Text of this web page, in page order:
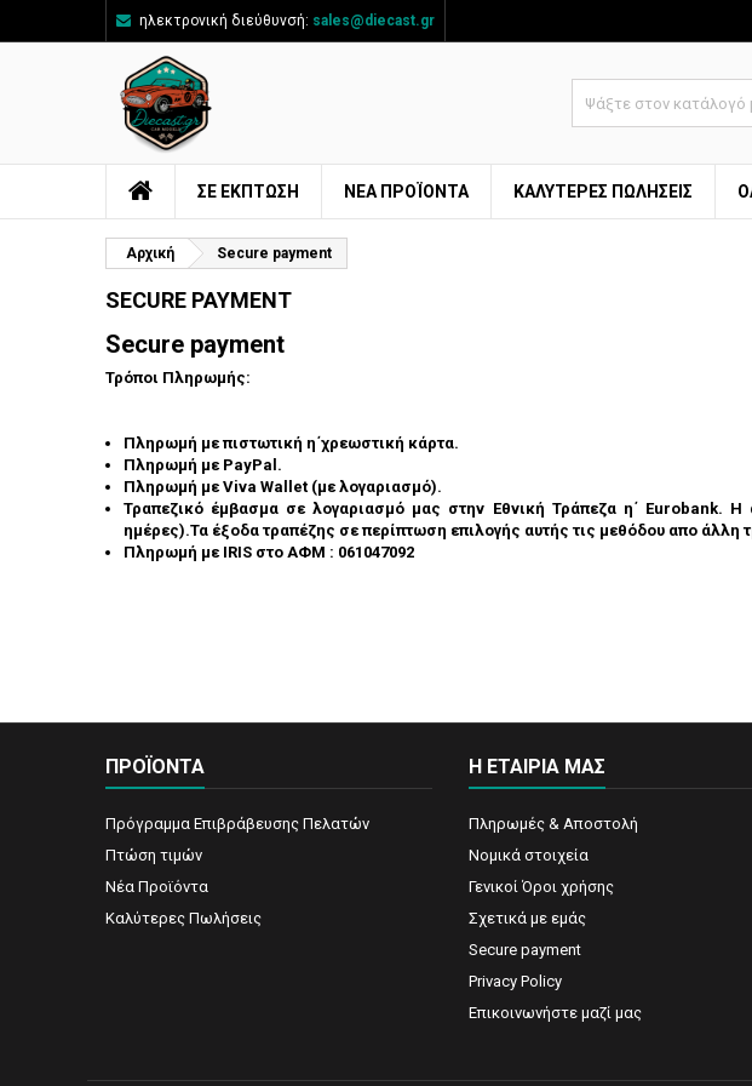
ηλεκτρονική διεύθυνσή: sales@diecast.gr
ΣΕ ΕΚΠΤΩΣΗ ΝΈΑ ΠΡΟΪΌΝΤΑ ΚΑΛΎΤΕΡΕΣ ΠΩΛΉΣΕΙΣ
Αρχική Secure payment
SECURE PAYMENT
Secure payment
Τρόποι Πληρωμής:
Πληρωμή με πιστωτική η΄χρεωστική κάρτα.
Πληρωμή με PayPal.
Πληρωμή με Viva Wallet (με λογαριασμό).
Τραπεζικό έμβασμα σε λογαριασμό μας στην Εθνική Τράπεζα η΄ Eurobank.
ημέρες).Τα έξοδα τραπέζης σε περίπτωση επιλογής αυτής τις μεθόδου απο άλλη
Πληρωμή με IRIS στο ΑΦΜ : 061047092
ΠΡΟΪΟΝΤΑ
Πρόγραμμα Επιβράβευσης Πελατών
Πτώση τιμών
Νέα Προϊόντα
Καλύτερες Πωλήσεις
Η ΕΤΑΙΡΙΑ ΜΑΣ
Πληρωμές & Αποστολή
Νομικά στοιχεία
Γενικοί Όροι χρήσης
Σχετικά με εμάς
Secure payment
Privacy Policy
Επικοινωνήστε μαζί μας
Δημιουργία νέας λίστας
((confirmMessage))
Πρέπει να εισέλθετε για να